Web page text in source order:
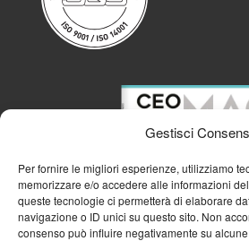
Gestisci
Per fornire le migliori esperienze, utilizziamo
memorizzare e/o accedere alle informazioni
queste tecnologie ci permetterà di elaborare
navigazione o ID unici su questo sito. Non
consenso può influire negativamente su